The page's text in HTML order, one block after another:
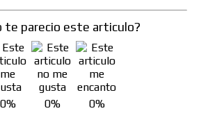
te parecio este articulo?
0% 0% 0%